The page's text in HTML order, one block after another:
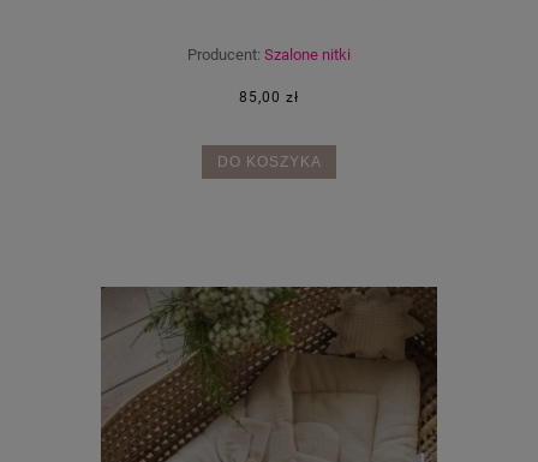
Producent: Szalone nitki
85,00 zł
DO KOSZYKA